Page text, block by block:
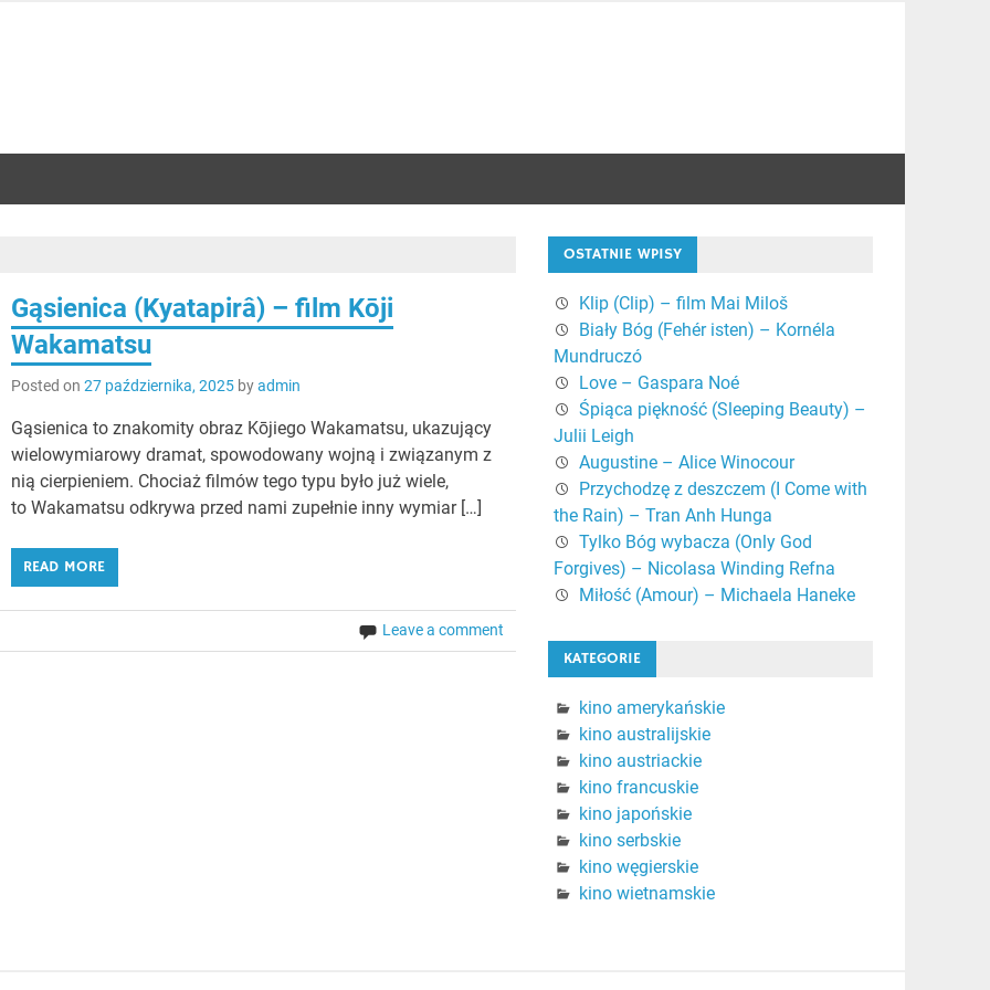
Gąsienica (Kyatapirâ) – film Kōji
Wakamatsu
Posted on27 października, 2025 byadmin
Gąsienica to znakomity obraz Kōjiego Wakamatsu, ukazujący
wielowymiarowy dramat, spowodowany wojną i związanym z
nią cierpieniem. Chociaż filmów tego typu było już wiele,
to Wakamatsu odkrywa przed nami zupełnie inny wymiar […]
READ MORE
Leave a comment
OSTATNIE WPISY
Klip (Clip) – film Mai Miloš
Biały Bóg (Fehér isten) – Kornéla
Mundruczó
Love – Gaspara Noé
Śpiąca piękność (Sleeping Beauty) –
Julii Leigh
Augustine – Alice Winocour
Przychodzę z deszczem (I Come with
the Rain) – Tran Anh Hunga
Tylko Bóg wybacza (Only God
Forgives) – Nicolasa Winding Refna
Miłość (Amour) – Michaela Haneke
KATEGORIE
kino amerykańskie
kino australijskie
kino austriackie
kino francuskie
kino japońskie
kino serbskie
kino węgierskie
kino wietnamskie